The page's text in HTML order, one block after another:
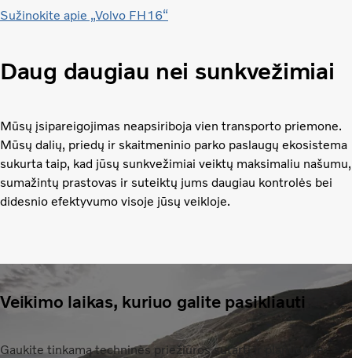
Sužinokite apie „Volvo FH16“
Daug daugiau nei sunkvežimiai
Mūsų įsipareigojimas neapsiriboja vien transporto priemone.
Mūsų dalių, priedų ir skaitmeninio parko paslaugų ekosistema
sukurta taip, kad jūsų sunkvežimiai veiktų maksimaliu našumu,
sumažintų prastovas ir suteiktų jums daugiau kontrolės bei
didesnio efektyvumo visoje jūsų veikloje.
Veikimo laikas, kuriuo galite pasikliauti
Gaukite tinkamą techninės priežiūros sutartį ir planuokite